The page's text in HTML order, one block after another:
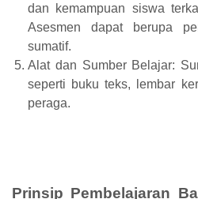
dan kemampuan siswa
Asesmen dapat berupa
sumatif.
Alat dan Sumber Belajar:
seperti buku teks, lembar
peraga.
Prinsip Pembelajaran